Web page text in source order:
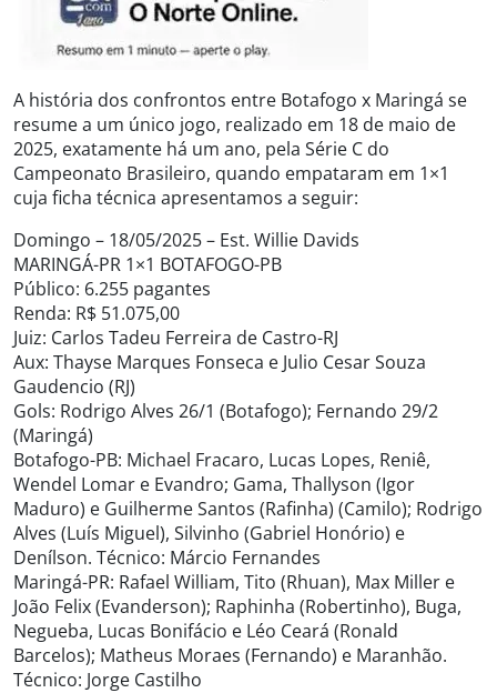
A história dos confrontos entre Botafogo x Maringá se
resume a um único jogo, realizado em 18 de maio de
2025, exatamente há um ano, pela Série C do
Campeonato Brasileiro, quando empataram em 1×1
cuja ficha técnica apresentamos a seguir:
Domingo – 18/05/2025 – Est. Willie Davids
MARINGÁ-PR 1×1 BOTAFOGO-PB
Público: 6.255 pagantes
Renda: R$ 51.075,00
Juiz: Carlos Tadeu Ferreira de Castro-RJ
Aux: Thayse Marques Fonseca e Julio Cesar Souza
Gaudencio (RJ)
Gols: Rodrigo Alves 26/1 (Botafogo); Fernando 29/2
(Maringá)
Botafogo-PB: Michael Fracaro, Lucas Lopes, Reniê,
Wendel Lomar e Evandro; Gama, Thallyson (Igor
Maduro) e Guilherme Santos (Rafinha) (Camilo); Rodrigo
Alves (Luís Miguel), Silvinho (Gabriel Honório) e
Denílson. Técnico: Márcio Fernandes
Maringá-PR: Rafael William, Tito (Rhuan), Max Miller e
João Felix (Evanderson); Raphinha (Robertinho), Buga,
Negueba, Lucas Bonifácio e Léo Ceará (Ronald
Barcelos); Matheus Moraes (Fernando) e Maranhão.
Técnico: Jorge Castilho